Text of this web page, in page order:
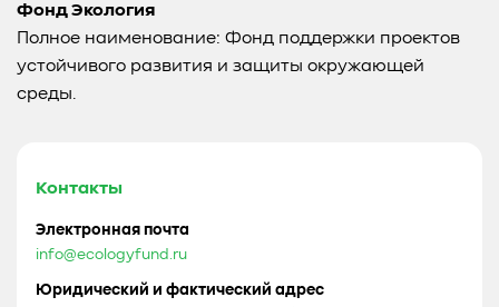
Фонд Экология
Полное наименование: Фонд поддержки проектов
устойчивого развития и защиты окружающей
среды.
Контакты
Электронная почта
info@ecologyfund.ru
Юридический и фактический адрес